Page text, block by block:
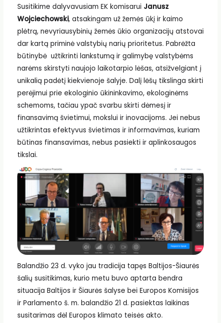
Susitikime dalyvavusiam EK komisarui Janusz
Wojciechowski, atsakingam už žemės ūkį ir kaimo
plėtrą, nevyriausybinių žemės ūkio organizacijų atstovai
dar kartą priminė valstybių narių prioritetus. Pabrėžta
būtinybė užtikrinti lankstumą ir galimybę valstybėms
narėms skirstyti naujojo laikotarpio lėšas, atsižvelgiant į
unikalią padėtį kiekvienoje šalyje. Dalį lėšų tikslinga skirti
perėjimui prie ekologinio ūkininkavimo, ekologinėms
schemoms, tačiau ypač svarbu skirti dėmesį ir
finansavimą švietimui, mokslui ir inovacijoms. Jei nebus
užtikrintas efektyvus švietimas ir informavimas, kuriam
būtinas finansavimas, nebus pasiekti ir aplinkosaugos
tikslai.
Balandžio 23 d. vyko jau tradicija tapęs Baltijos-Šiaurės
šalių susitikimas, kurio metu buvo aptarta bendra
situacija Baltijos ir Šiaurės šalyse bei Europos Komisijos
ir Parlamento š. m. balandžio 21 d. pasiektas laikinas
susitarimas dėl Europos klimato teisės akto.